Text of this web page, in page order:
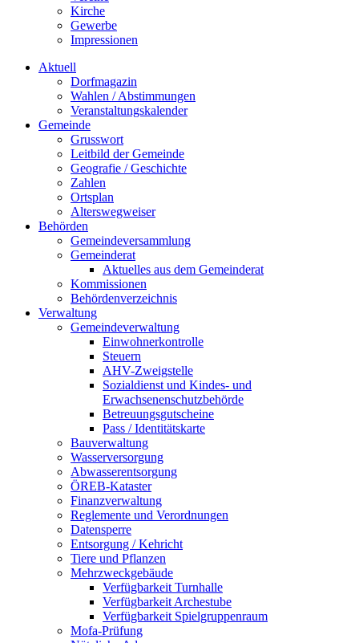
Kirche
Gewerbe
Impressionen
Aktuell
Dorfmagazin
Wahlen / Abstimmungen
Veranstaltungskalender
Gemeinde
Grusswort
Leitbild der Gemeinde
Geografie / Geschichte
Zahlen
Ortsplan
Alterswegweiser
Behörden
Gemeindeversammlung
Gemeinderat
Aktuelles aus dem Gemeinderat
Kommissionen
Behördenverzeichnis
Verwaltung
Gemeindeverwaltung
Einwohnerkontrolle
Steuern
AHV-Zweigstelle
Sozialdienst und Kindes- und
Erwachsenenschutzbehörde
Betreuungsgutscheine
Pass / Identitätskarte
Bauverwaltung
Wasserversorgung
Abwasserentsorgung
ÖREB-Kataster
Finanzverwaltung
Reglemente und Verordnungen
Datensperre
Entsorgung / Kehricht
Tiere und Pflanzen
Mehrzweckgebäude
Verfügbarkeit Turnhalle
Verfügbarkeit Archestube
Verfügbarkeit Spielgruppenraum
Mofa-Prüfung